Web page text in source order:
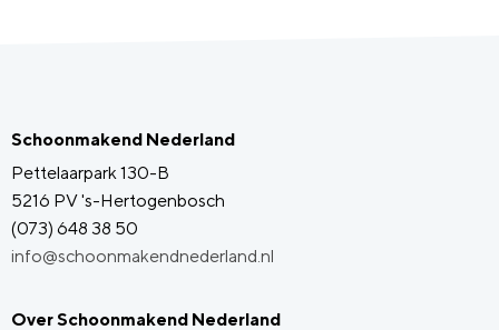
Schoonmakend Nederland
Pettelaarpark 130-B
5216 PV 's-Hertogenbosch
(073) 648 38 50
info@schoonmakendnederland.nl
Over Schoonmakend Nederland